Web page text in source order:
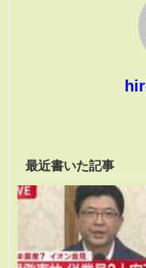
最近書いた記事